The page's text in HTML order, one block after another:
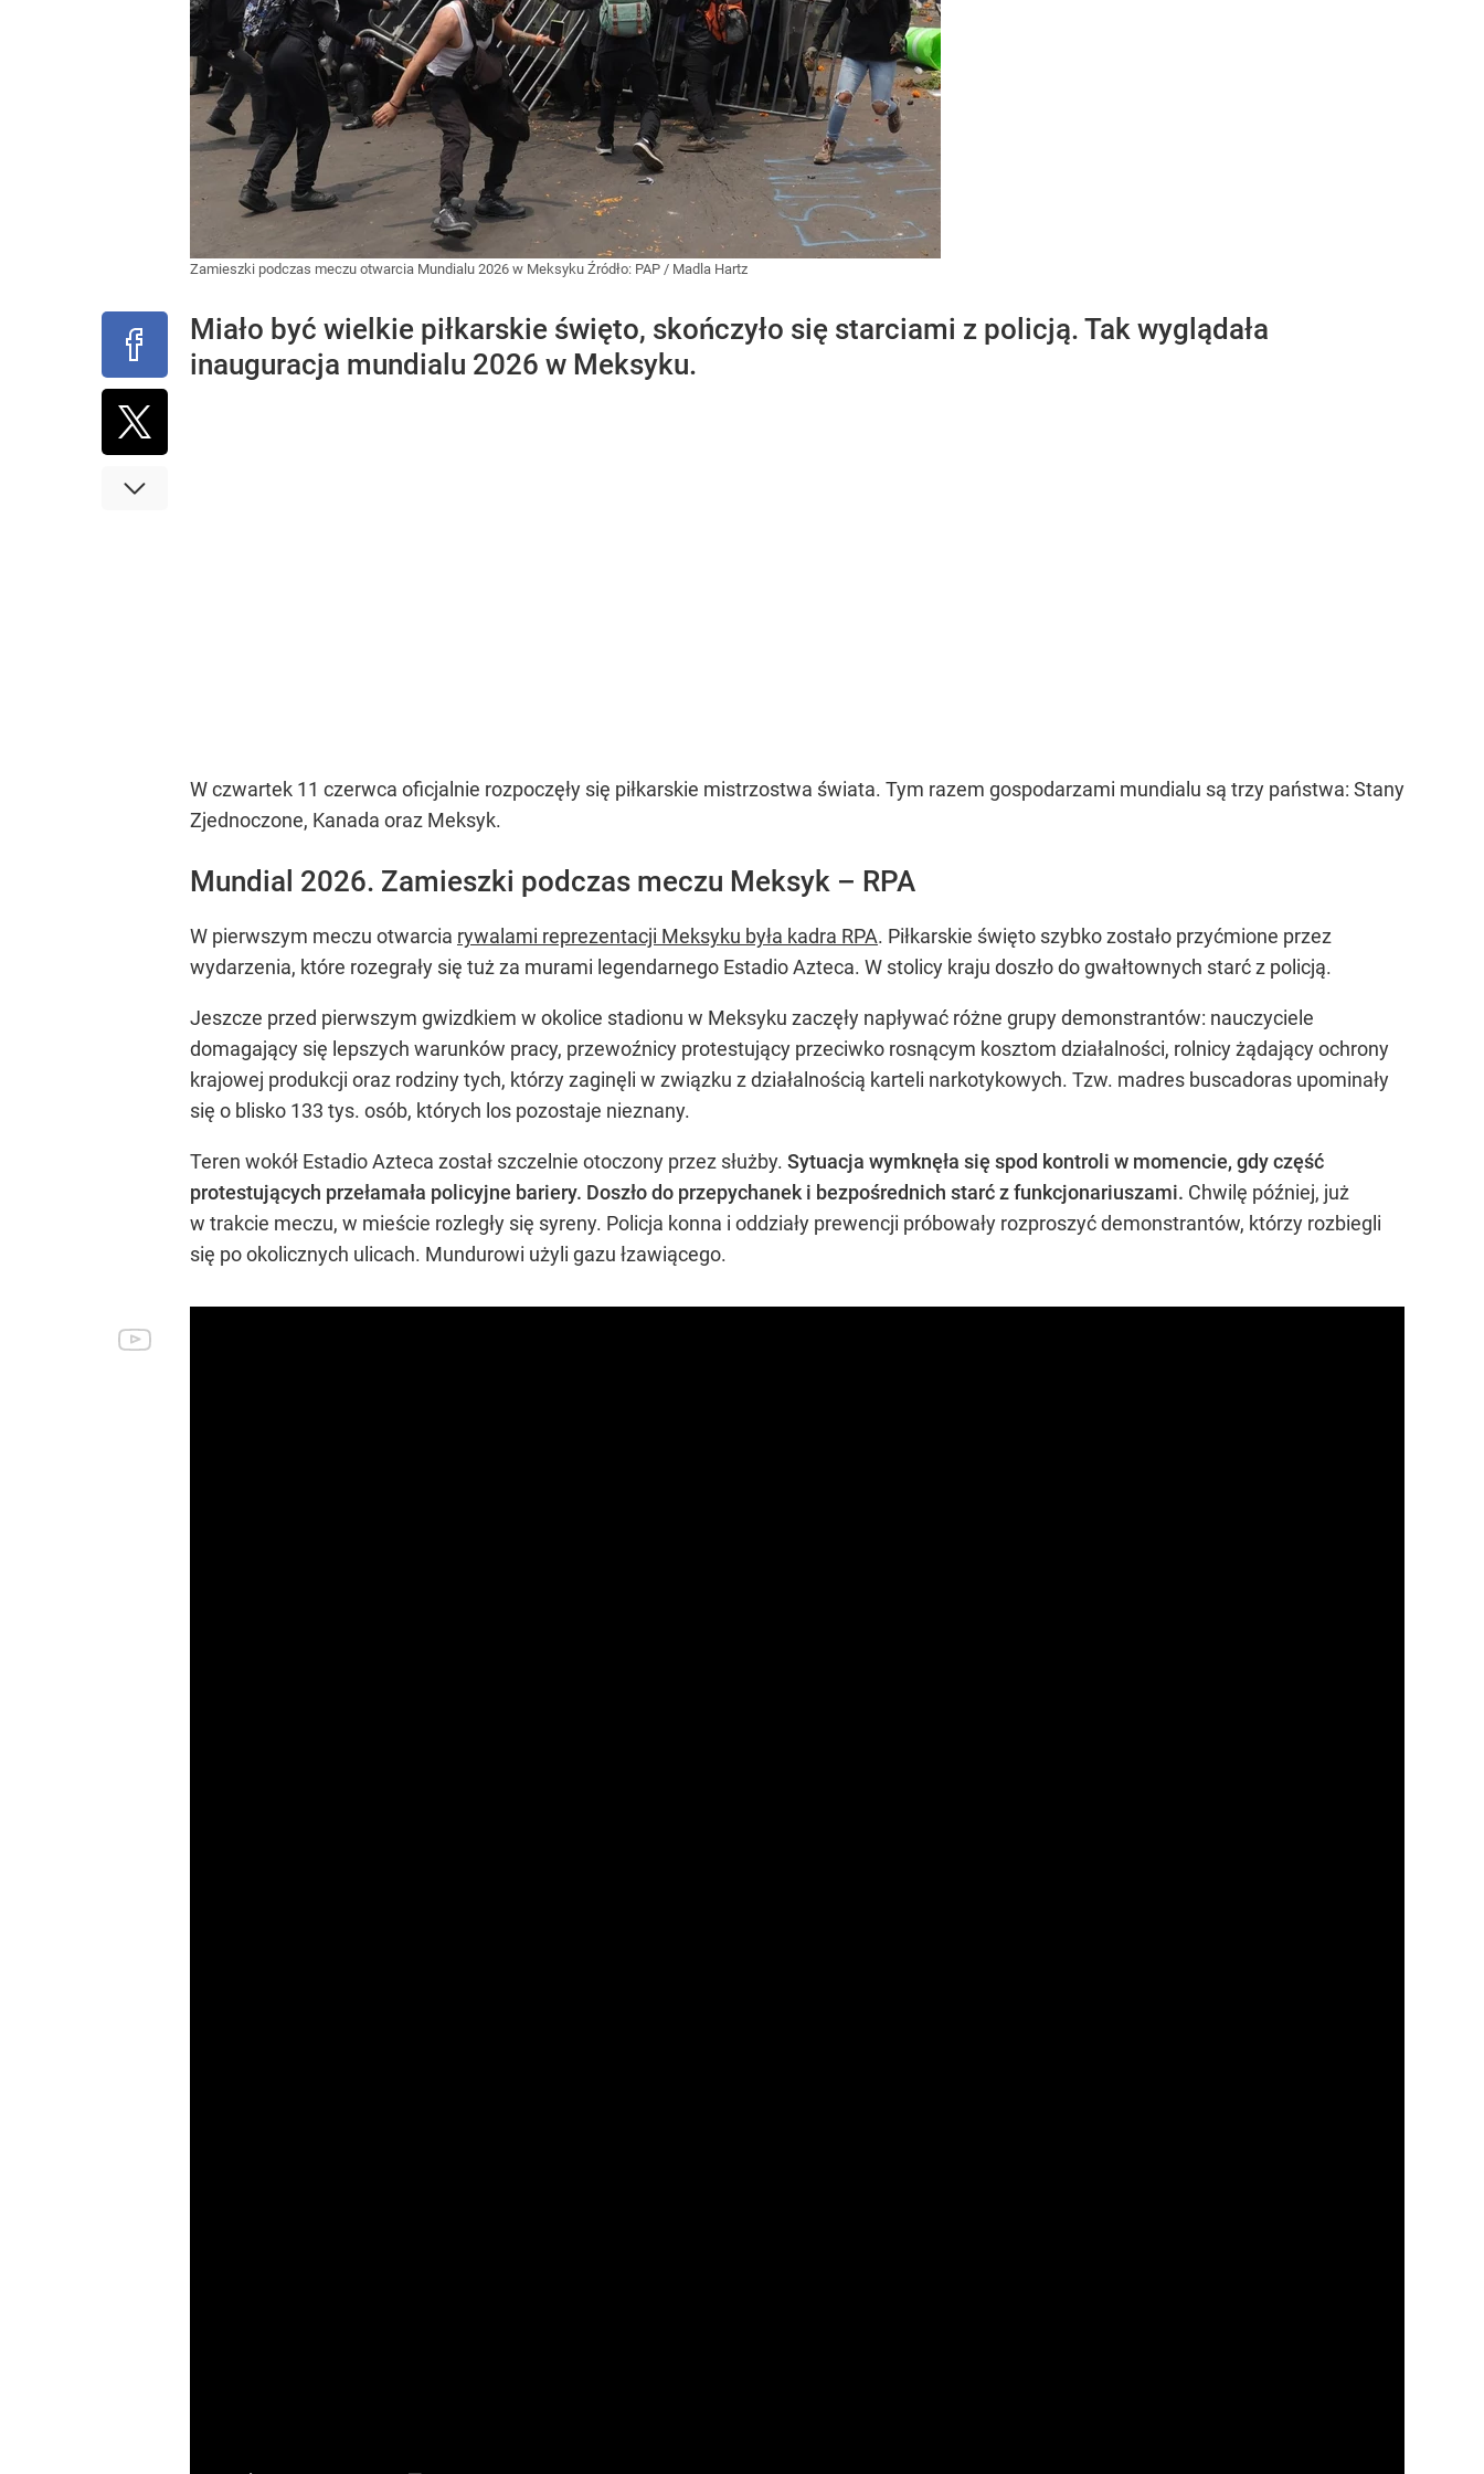
Zamieszki podczas meczu otwarcia Mundialu 2026 w Meksyku Źródło: PAP / Madla Hartz
Miało być wielkie piłkarskie święto, skończyło się starciami z policją. Tak wyglądała
inauguracja mundialu 2026 w Meksyku.
W czwartek 11 czerwca oficjalnie rozpoczęły się piłkarskie mistrzostwa świata. Tym razem gospodarzami mundialu są trzy państwa: Stany
Zjednoczone, Kanada oraz Meksyk.
Mundial 2026. Zamieszki podczas meczu Meksyk – RPA
W pierwszym meczu otwarcia rywalami reprezentacji Meksyku była kadra RPA. Piłkarskie święto szybko zostało przyćmione przez
wydarzenia, które rozegrały się tuż za murami legendarnego Estadio Azteca. W stolicy kraju doszło do gwałtownych starć z policją.
Jeszcze przed pierwszym gwizdkiem w okolice stadionu w Meksyku zaczęły napływać różne grupy demonstrantów: nauczyciele
domagający się lepszych warunków pracy, przewoźnicy protestujący przeciwko rosnącym kosztom działalności, rolnicy żądający ochrony
krajowej produkcji oraz rodziny tych, którzy zaginęli w związku z działalnością karteli narkotykowych. Tzw. madres buscadoras upominały
się o blisko 133 tys. osób, których los pozostaje nieznany.
Teren wokół Estadio Azteca został szczelnie otoczony przez służby. Sytuacja wymknęła się spod kontroli w momencie, gdy część
protestujących przełamała policyjne bariery. Doszło do przepychanek i bezpośrednich starć z funkcjonariuszami. Chwilę później, już
w trakcie meczu, w mieście rozległy się syreny. Policja konna i oddziały prewencji próbowały rozproszyć demonstrantów, którzy rozbiegli
się po okolicznych ulicach. Mundurowi użyli gazu łzawiącego.